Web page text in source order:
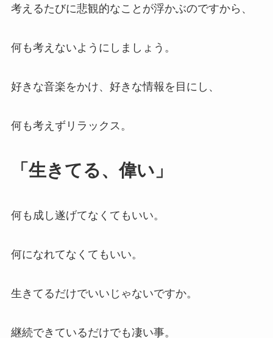
考えるたびに悲観的なことが浮かぶのですから、
何も考えないようにしましょう。
好きな音楽をかけ、好きな情報を目にし、
何も考えずリラックス。
「生きてる、偉い」
何も成し遂げてなくてもいい。
何になれてなくてもいい。
生きてるだけでいいじゃないですか。
継続できているだけでも凄い事。